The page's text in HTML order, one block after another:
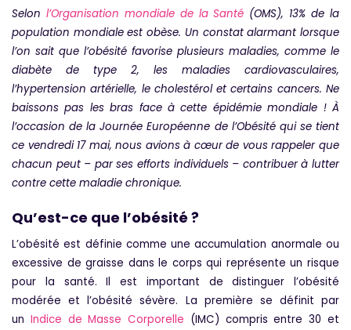
Selon l’Organisation mondiale de la Santé (OMS), 13% de la
population mondiale est obèse. Un constat alarmant lorsque
l’on sait que l’obésité favorise plusieurs maladies, comme le
diabète de type 2, les maladies cardiovasculaires,
l’hypertension artérielle, le cholestérol et certains cancers. Ne
baissons pas les bras face à cette épidémie mondiale ! À
l’occasion de la Journée Européenne de l’Obésité qui se tient
ce vendredi 17 mai, nous avions à cœur de vous rappeler que
chacun peut – par ses efforts individuels – contribuer à lutter
contre cette maladie chronique.
Qu’est-ce que l’obésité ?
L’obésité est définie comme une accumulation anormale ou
excessive de graisse dans le corps qui représente un risque
pour la santé. Il est important de distinguer l’obésité
modérée etl’obésité sévère. La première se définit par
un Indice de Masse Corporelle (IMC) compris entre 30 et